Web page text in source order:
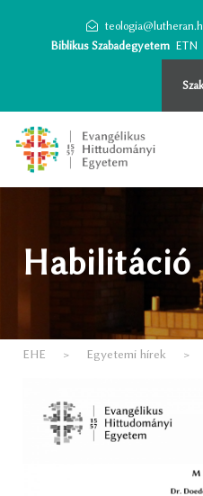
Biblikus Szabadegyetem ETN
Habilitáció
EHE > Egyetemi hírek >